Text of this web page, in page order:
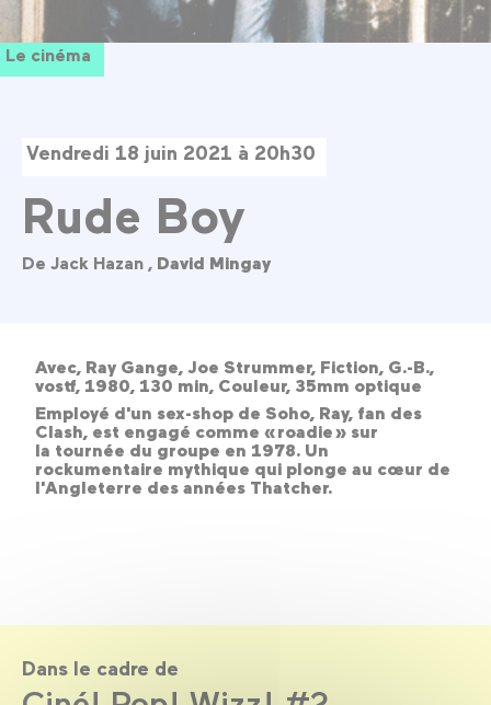
Le cinéma
Vendredi 18 juin 2021 à 20h30
Rude Boy
De Jack Hazan , David Mingay
Avec, Ray Gange, Joe Strummer, Fiction, G.-B.,
vostf, 1980, 130 min, Couleur, 35mm optique
Employé d'un sex-shop de Soho, Ray, fan des
Clash, est engagé comme « roadie » sur
la tournée du groupe en 1978. Un
rockumentaire mythique qui plonge au cœur de
l'Angleterre des années Thatcher.
Dans le cadre de